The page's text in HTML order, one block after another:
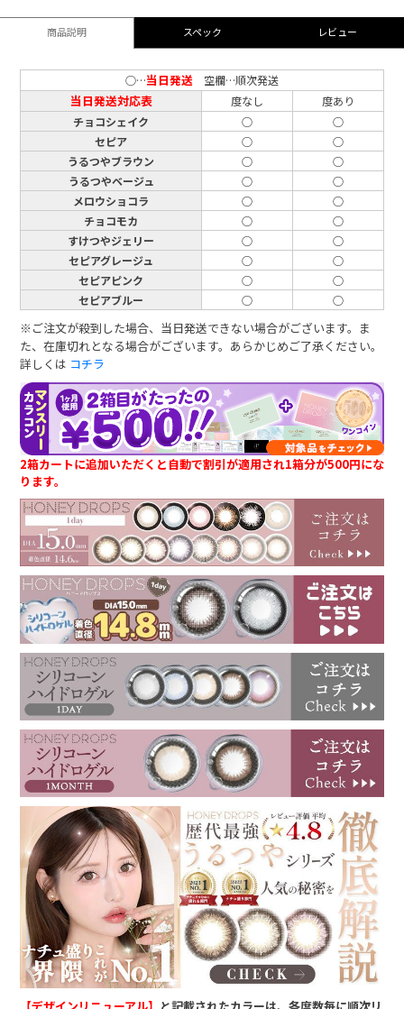
商品説明 スペック レビュー
○…当日発送 空欄…順次発送
当日発送対応表 度なし
度あり
チョコシェイク
○
○
セピア
○
○
うるつやブラウン
○
○
うるつやベージュ
○
○
メロウショコラ
○
○
チョコモカ
○
○
すけつやジェリー
○
○
セピアグレージュ
○
○
セピアピンク
○
○
セピアブルー
○ ○
※ご注文が殺到した場合、当日発送できない場合がございます。ま
た、在庫切れとなる場合がございます。あらかじめご了承ください。
詳しくは コチラ
2箱カートに追加いただくと自動で割引が適用され1箱分が500円にな
ります。